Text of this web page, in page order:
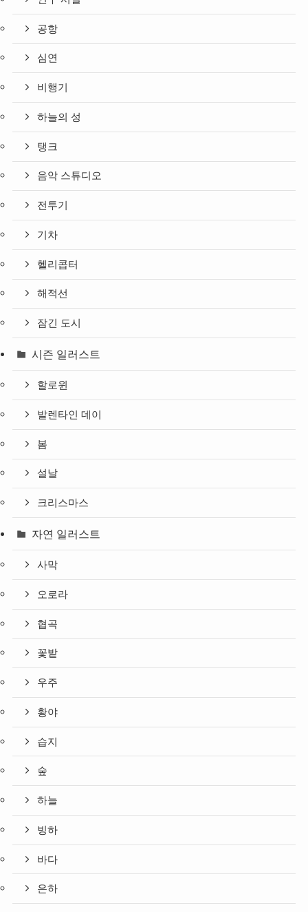
공항
심연
비행기
하늘의 성
탱크
음악 스튜디오
전투기
기차
헬리콥터
해적선
잠긴 도시
시즌 일러스트
할로윈
발렌타인 데이
봄
설날
크리스마스
자연 일러스트
사막
오로라
협곡
꽃밭
우주
황야
습지
숲
하늘
빙하
바다
은하